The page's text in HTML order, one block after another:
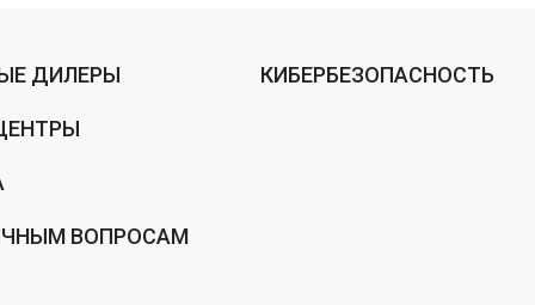
ДИЛЕРЫ
ВОПРОСАМ
КИБЕРБЕЗОПАСНОСТЬ